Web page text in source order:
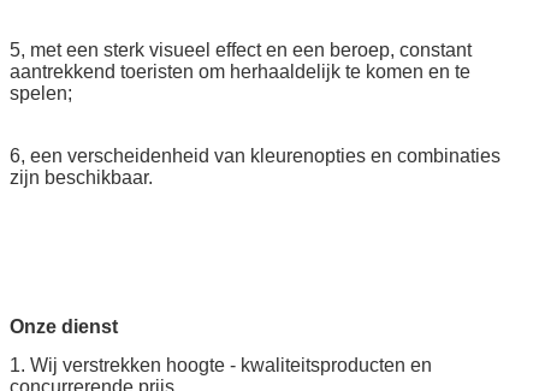
5, met een sterk visueel effect en een beroep, constant
aantrekkend toeristen om herhaaldelijk te komen en te
spelen;
6, een verscheidenheid van kleurenopties en combinaties
zijn beschikbaar.
Onze dienst
1. Wij verstrekken hoogte - kwaliteitsproducten en
concurrerende prijs